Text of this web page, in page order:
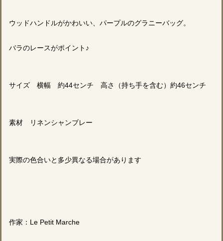
ウッドハンドルがかわいい、パープルのグラニーバッグ。
バラのレースがポイント♪
サイズ 横幅 約44センチ 高さ（持ち手を含む）約46センチ
素材 リネンシャンブレー
実際の色合いと多少異なる場合があります
作家：Le Petit Marche